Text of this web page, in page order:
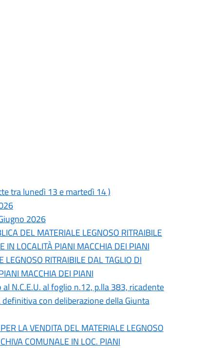
tra lunedì 13 e martedì 14 )
2026
DEL MATERIALE LEGNOSO RITRAIBILE
IN LOCALITÀ PIANI MACCHIA DEI PIANI
RITRAIBILE DAL TAGLIO DI
MACCHIA DEI PIANI
N.C.E.U. al foglio n.12, p.lla 383, ricadente
con deliberazione della Giunta
LA VENDITA DEL MATERIALE LEGNOSO
COMUNALE IN LOC. PIANI